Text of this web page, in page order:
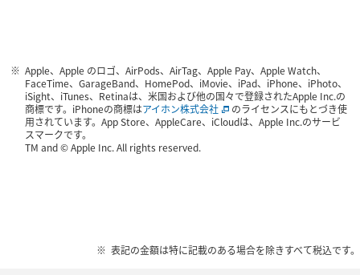
Apple、Apple のロゴ、AirPods、AirTag、Apple Pay、Apple Watch、
FaceTime、GarageBand、HomePod、iMovie、iPad、iPhone、iPhoto、
iSight、iTunes、Retinaは、米国および他の国々で登録されたApple Inc.の
商標です。iPhoneの商標はアイホン株式会社
のライセンスにもとづき使
用されています。App Store、AppleCare、iCloudは、Apple Inc.のサービ
スマークです。
TM and © Apple Inc. All rights reserved.
表記の金額は特に記載のある場合を除きすべて税込です。